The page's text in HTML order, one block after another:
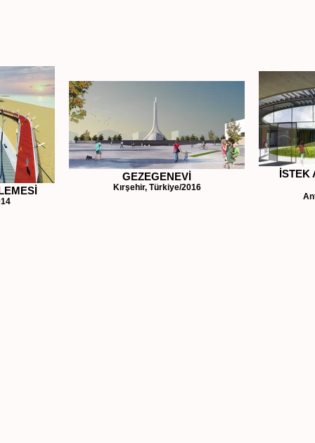
GEZEGENEVİ
Kırşehir, Türkiye/2016
İSTEK